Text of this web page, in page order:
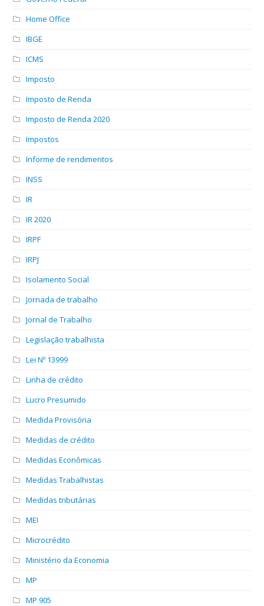
Home Office
IBGE
ICMS
Imposto
Imposto de Renda
Imposto de Renda 2020
Impostos
Informe de rendimentos
INSS
IR
IR 2020
IRPF
IRPJ
Isolamento Social
Jornada de trabalho
Jornal de Trabalho
Legislação trabalhista
Lei Nº 13999
Linha de crédito
Lucro Presumido
Medida Provisória
Medidas de crédito
Medidas Econômicas
Medidas Trabalhistas
Medidas tributárias
MEI
Microcrédito
Ministério da Economia
MP
MP 905